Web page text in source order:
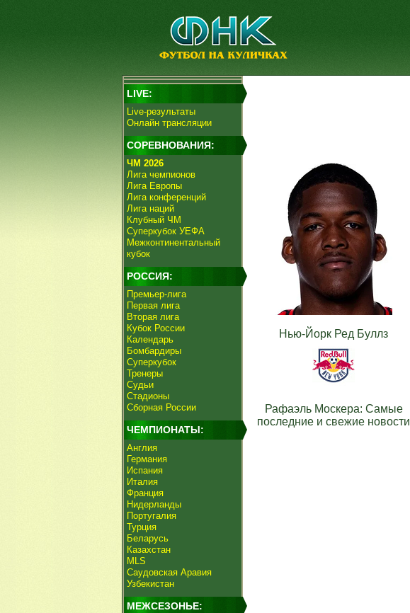
LIVE:
Live-результаты
Онлайн трансляции
СОРЕВНОВАНИЯ:
ЧМ 2026
Лига чемпионов
Лига Европы
Лига конференций
Лига наций
Клубный ЧМ
Суперкубок УЕФА
Межконтинентальный
кубок
РОССИЯ:
Премьер-лига
Первая лига
Вторая лига
Кубок России
Календарь
Бомбардиры
Суперкубок
Тренеры
Судьи
Стадионы
Сборная России
ЧЕМПИОНАТЫ:
Англия
Германия
Испания
Италия
Франция
Нидерланды
Португалия
Турция
Беларусь
Казахстан
MLS
Саудовская Аравия
Узбекистан
МЕЖСЕЗОНЬЕ:
Нью-Йорк Ред Буллз
Рафаэль Москера: Самые
последние и свежие новости